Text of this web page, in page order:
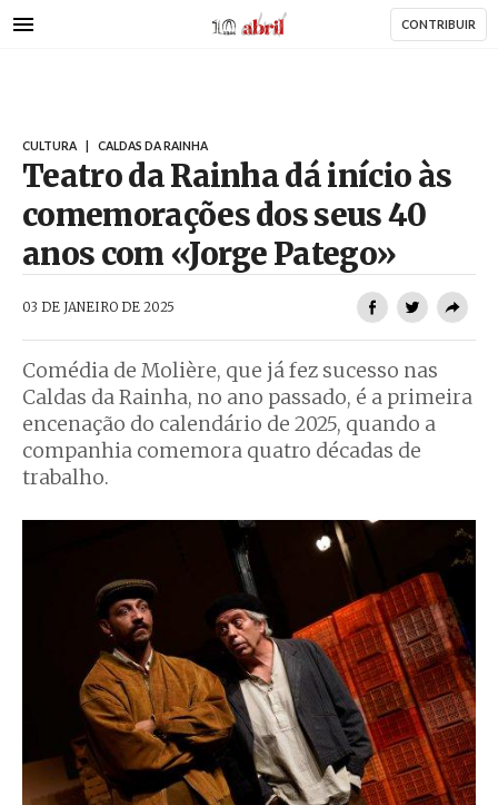
para
AbrilAbril CONTRIBUIR
CULTURA CALDAS DA RAINHA
Teatro da Rainha dá início às
comemorações dos seus 40
anos com «Jorge Patego»
03 DE JANEIRO DE 2025
Comédia de Molière, que já fez sucesso nas
Caldas da Rainha, no ano passado, é a primeira
encenação do calendário de 2025, quando a
companhia comemora quatro décadas de
trabalho.